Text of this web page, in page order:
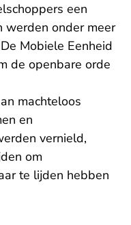
een
werden onder meer
Mobiele Eenheid
de openbare orde
machteloos
en
vernield,
om
te lijden hebben